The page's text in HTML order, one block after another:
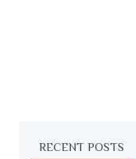
RECENT POSTS